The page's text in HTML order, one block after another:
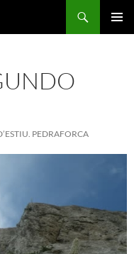
PEDRAFORCA